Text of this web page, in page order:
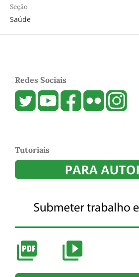
Seção
Saúde
Redes Sociais
Tutoriais